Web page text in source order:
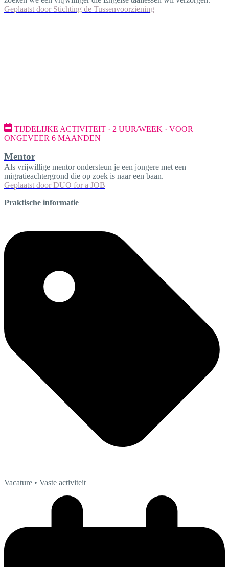
Geplaatst door Stichting de Tussenvoorziening
TIJDELIJKE ACTIVITEIT · 2 UUR/WEEK · VOOR
ONGEVEER 6 MAANDEN
Mentor
Als vrijwillige mentor ondersteun je een jongere met een
migratieachtergrond die op zoek is naar een baan.
Geplaatst door DUO for a JOB
Praktische informatie
Vacature • Vaste activiteit